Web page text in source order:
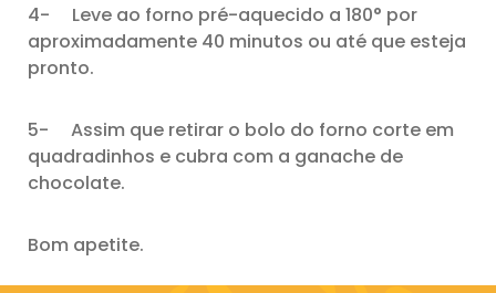
4- Leve ao forno pré-aquecido a 180° por
aproximadamente 40 minutos ou até que esteja
pronto.
5- Assim que retirar o bolo do forno corte em
quadradinhos e cubra com a ganache de
chocolate.
Bom apetite.